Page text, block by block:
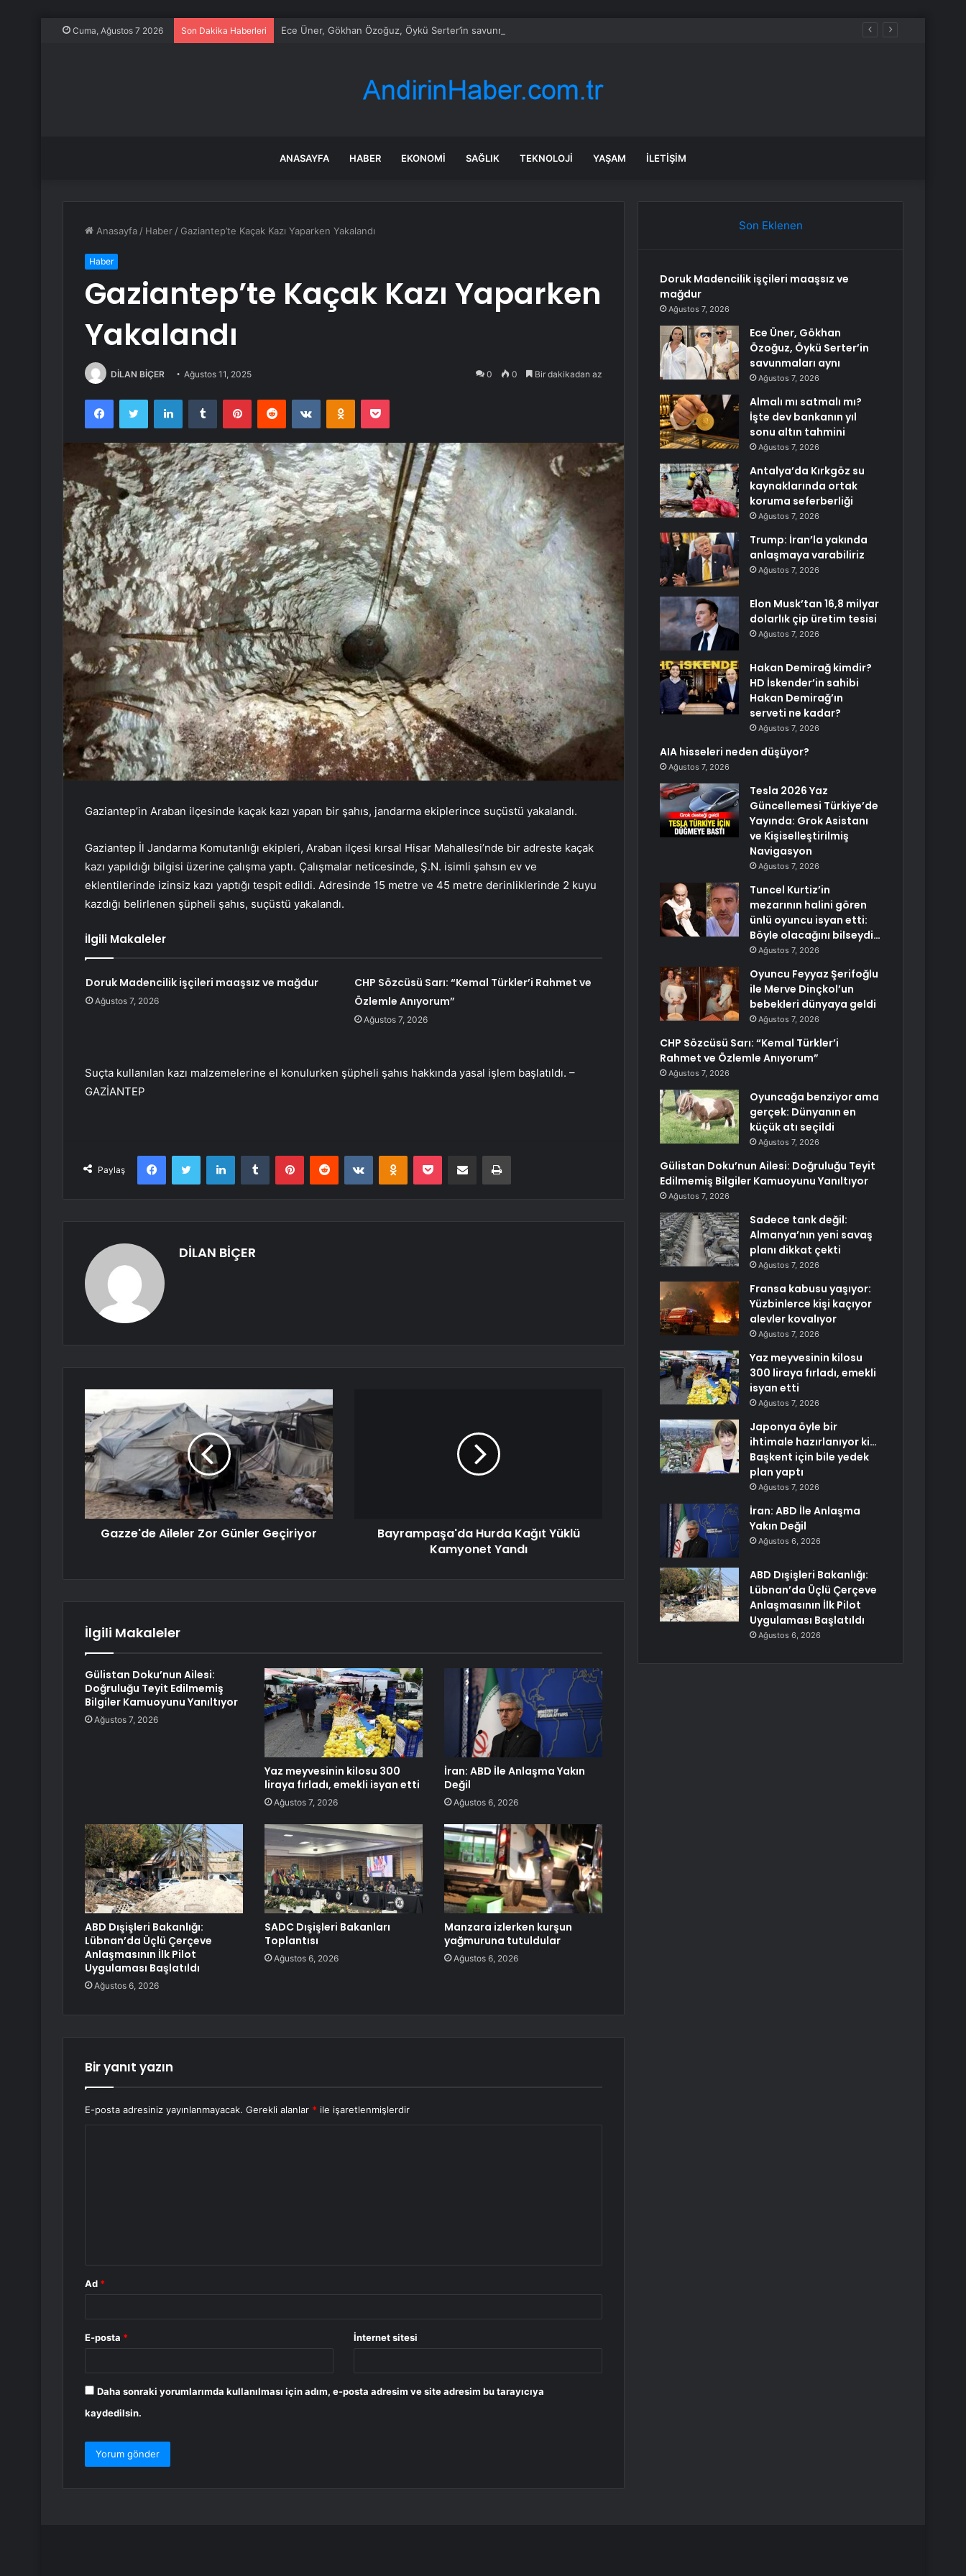
Cuma, Ağustos 7 2026 Son Dakika Haberleri Ece Üner, Gökhan Özoğuz, Öykü Serter’in savunmaları aynı
ANASAYFA HABER EKONOMI SAĞLIK TEKNOLOJI YAŞAM İLETIŞIM
Anasayfa / Haber / Gaziantep’te Kaçak Kazı Yaparken Yakalandı
Haber
Gaziantep’te Kaçak Kazı Yaparken
Yakalandı
DİLAN BİÇER Ağustos 11, 2025 0 0 Bir dakikadan az
FacebookTwitter LinkedInTumblr PinterestReddit VKontakteOdnoklassniki
Pocket
Gaziantep’in Araban ilçesinde kaçak kazı yapan bir şahıs, jandarma ekiplerince suçüstü yakalandı.
Gaziantep İl Jandarma Komutanlığı ekipleri, Araban ilçesi kırsal Hisar Mahallesi’nde bir adreste kaçak
kazı yapıldığı bilgisi üzerine çalışma yaptı. Çalışmalar neticesinde, Ş.N. isimli şahsın ev ve
eklentilerinde izinsiz kazı yaptığı tespit edildi. Adresinde 15 metre ve 45 metre derinliklerinde 2 kuyu
kazdığı belirlenen şüpheli şahıs, suçüstü yakalandı.
İlgili Makaleler
Doruk Madencilik işçileri maaşsız ve mağdur
Ağustos 7, 2026
CHP Sözcüsü Sarı: “Kemal Türkler’i Rahmet ve
Özlemle Anıyorum”
Ağustos 7, 2026
Suçta kullanılan kazı malzemelerine el konulurken şüpheli şahıs hakkında yasal işlem başlatıldı. –
GAZİANTEP
Paylaş
FacebookTwitter LinkedInTumblr PinterestReddit VKontakteOdnoklassniki
Pocket E-Posta ile paylaş Yazdır
DİLAN BİÇER
Gazze'de Aileler Zor Günler Geçiriyor
Bayrampaşa'da Hurda Kağıt Yüklü
Kamyonet Yandı
İlgili Makaleler
Gülistan Doku’nun Ailesi:
Doğruluğu Teyit Edilmemiş
Bilgiler Kamuoyunu Yanıltıyor
Ağustos 7, 2026
Yaz meyvesinin kilosu 300
liraya fırladı, emekli isyan etti
Ağustos 7, 2026
İran: ABD İle Anlaşma Yakın
Değil
Ağustos 6, 2026
ABD Dışişleri Bakanlığı:
Lübnan’da Üçlü Çerçeve
Anlaşmasının İlk Pilot
Uygulaması Başlatıldı
Ağustos 6, 2026
SADC Dışişleri Bakanları
Toplantısı
Ağustos 6, 2026
Manzara izlerken kurşun
yağmuruna tutuldular
Ağustos 6, 2026
Bir yanıt yazın
E-posta adresiniz yayınlanmayacak. Gerekli alanlar * ile işaretlenmişlerdir
Ad *
E-posta * İnternet sitesi
Daha sonraki yorumlarımda kullanılması için adım, e-posta adresim ve site adresim bu tarayıcıya
kaydedilsin.
Son Eklenen
Doruk Madencilik işçileri maaşsız ve
mağdur
Ağustos 7, 2026
Ece Üner, Gökhan
Özoğuz, Öykü Serter’in
savunmaları aynı
Ağustos 7, 2026
Almalı mı satmalı mı?
İşte dev bankanın yıl
sonu altın tahmini
Ağustos 7, 2026
Antalya’da Kırkgöz su
kaynaklarında ortak
koruma seferberliği
Ağustos 7, 2026
Trump: İran’la yakında
anlaşmaya varabiliriz
Ağustos 7, 2026
Elon Musk’tan 16,8 milyar
dolarlık çip üretim tesisi
Ağustos 7, 2026
Hakan Demirağ kimdir?
HD İskender’in sahibi
Hakan Demirağ’ın
serveti ne kadar?
Ağustos 7, 2026
AIA hisseleri neden düşüyor?
Ağustos 7, 2026
Tesla 2026 Yaz
Güncellemesi Türkiye’de
Yayında: Grok Asistanı
ve Kişiselleştirilmiş
Navigasyon
Ağustos 7, 2026
Tuncel Kurtiz’in
mezarının halini gören
ünlü oyuncu isyan etti:
Böyle olacağını bilseydi…
Ağustos 7, 2026
Oyuncu Feyyaz Şerifoğlu
ile Merve Dinçkol’un
bebekleri dünyaya geldi
Ağustos 7, 2026
CHP Sözcüsü Sarı: “Kemal Türkler’i
Rahmet ve Özlemle Anıyorum”
Ağustos 7, 2026
Oyuncağa benziyor ama
gerçek: Dünyanın en
küçük atı seçildi
Ağustos 7, 2026
Gülistan Doku’nun Ailesi: Doğruluğu Teyit
Edilmemiş Bilgiler Kamuoyunu Yanıltıyor
Ağustos 7, 2026
Sadece tank değil:
Almanya’nın yeni savaş
planı dikkat çekti
Ağustos 7, 2026
Fransa kabusu yaşıyor:
Yüzbinlerce kişi kaçıyor
alevler kovalıyor
Ağustos 7, 2026
Yaz meyvesinin kilosu
300 liraya fırladı, emekli
isyan etti
Ağustos 7, 2026
Japonya öyle bir
ihtimale hazırlanıyor ki…
Başkent için bile yedek
plan yaptı
Ağustos 7, 2026
İran: ABD İle Anlaşma
Yakın Değil
Ağustos 6, 2026
ABD Dışişleri Bakanlığı:
Lübnan’da Üçlü Çerçeve
Anlaşmasının İlk Pilot
Uygulaması Başlatıldı
Ağustos 6, 2026